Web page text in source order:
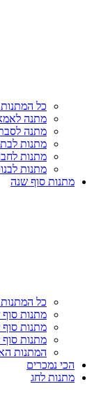
כל
מתנה
מתנה
מתנות לבת
מתנות
מתנות
מתנות סוף שנה
כל
מתנות סוף
מתנות סוף
מתנות
המתנות
הכי נמכרים
מתנות לחג